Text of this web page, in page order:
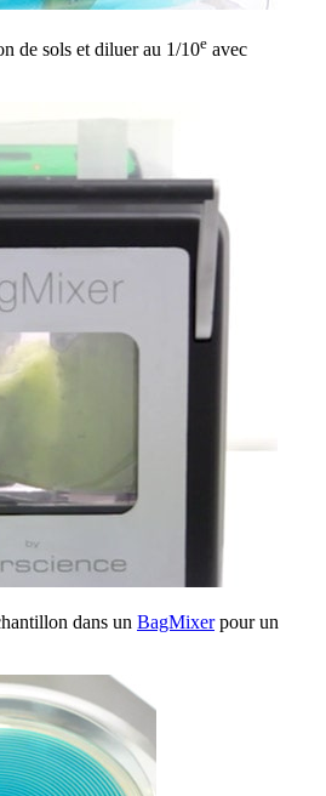
de sols et diluer au 1/10e avec
dans un BagMixerpour un